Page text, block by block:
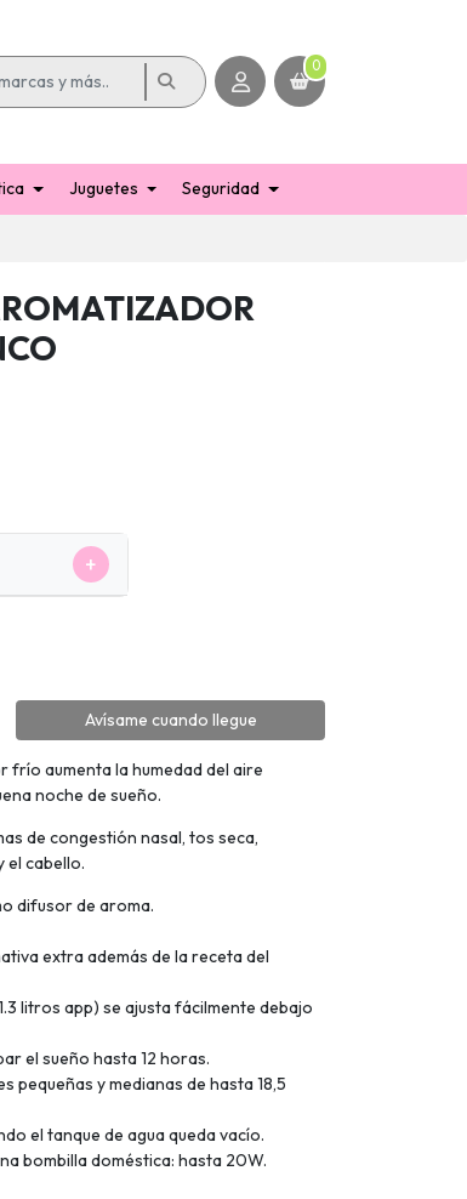
0
Juguetes Seguridad
+
Avísame cuando llegue
frío aumenta la humedad del aire
noche de sueño.
de congestión nasal, tos seca,
el cabello.
difusor de aroma.
extra además de la receta del
litros app) se ajusta fácilmente debajo
el sueño hasta 12 horas.
pequeñas y medianas de hasta 18,5
el tanque de agua queda vacío.
bombilla doméstica: hasta 20W.